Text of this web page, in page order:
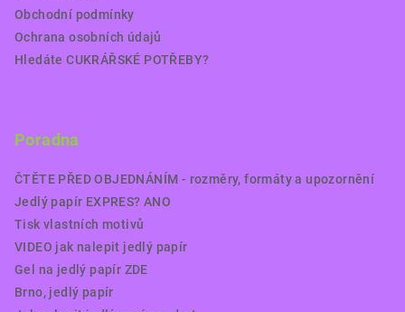
Obchodní podmínky
Ochrana osobních údajů
Hledáte CUKRÁŘSKÉ POTŘEBY?
Poradna
ČTĚTE PŘED OBJEDNÁNÍM - rozměry, formáty a upozornění
Jedlý papír EXPRES? ANO
Tisk vlastních motivů
VIDEO jak nalepit jedlý papír
Gel na jedlý papír ZDE
Brno, jedlý papír